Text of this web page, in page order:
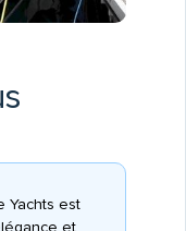
Yachts est
et